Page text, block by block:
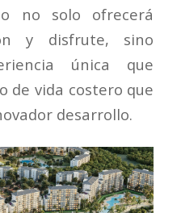
no solo ofrecerá
y disfrute, sino
única que
de vida costero que
desarrollo.